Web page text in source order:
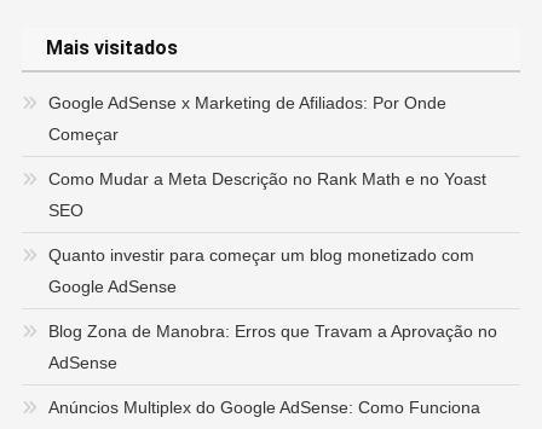
Mais visitados
Google AdSense x Marketing de Afiliados: Por Onde
Começar
Como Mudar a Meta Descrição no Rank Math e no Yoast
SEO
Quanto investir para começar um blog monetizado com
Google AdSense
Blog Zona de Manobra: Erros que Travam a Aprovação no
AdSense
Anúncios Multiplex do Google AdSense: Como Funciona